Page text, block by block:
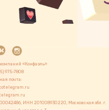
«Конфаэль»
975-7808
почта:
ИНН 201008930220, Московская обл. г.